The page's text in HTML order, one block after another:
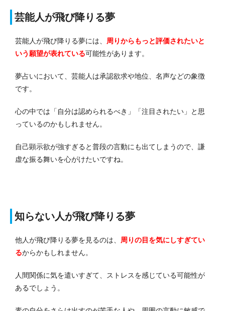
芸能人が飛び降りる夢
芸能人が飛び降りる夢には、 周りからもっと評価されたいと
いう願望が表れている可能性があります。
夢占いにおいて、芸能人は承認欲求や地位、名声などの象徴
です。
心の中では「自分は認められるべき」「注目されたい」と思
っているのかもしれません。
自己顕示欲が強すぎると普段の言動にも出てしまうので、謙
虚な振る舞いを心がけたいですね。
知らない人が飛び降りる夢
他人が飛び降りる夢を見るのは、 周りの目を気にしすぎてい
るからかもしれません。
人間関係に気を遣いすぎて、ストレスを感じている可能性が
あるでしょう。